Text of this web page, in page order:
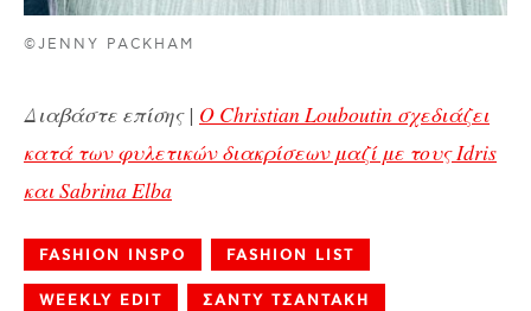
©JENNY PACKHAM
Διαβάστε επίσης | O Christian Louboutin σχεδιάζει
κατά των φυλετικών διακρίσεων μαζί με τους Idris
και Sabrina Elba
FASHION INSPO FASHION LIST
WEEKLY EDIT ΣΑΝΤΥ ΤΣΑΝΤΑΚΗ